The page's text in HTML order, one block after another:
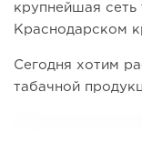
крупнейшая сеть
Краснодарском
Сегодня хотим
табачной